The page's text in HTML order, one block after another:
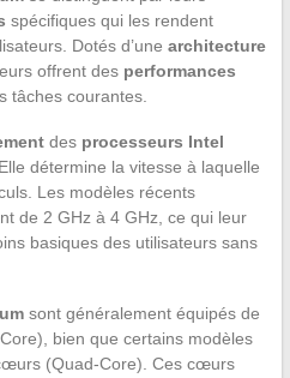
spécifiques qui les rendent
Dotés d’une architecture
offrent des performances
tâches courantes.
des processeurs Intel
détermine la vitesse à laquelle
Les modèles récents
de 2 GHz à 4 GHz, ce qui leur
basiques des utilisateurs sans
sont généralement équipés de
bien que certains modèles
(Quad-Core). Ces cœurs